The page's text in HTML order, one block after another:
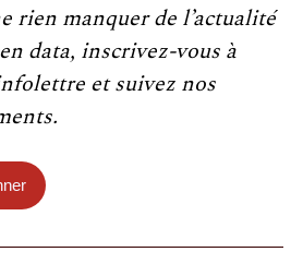
rien manquer de l’actualité
data, inscrivez-vous à
et suivez nos